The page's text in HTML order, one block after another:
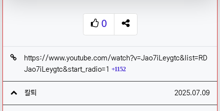
0
추천
SNS 공유
https://www.youtube.com/watch?v=Jao7iLeygtc&list=RD
Jao7iLeygtc&start_radio=1
1152회 연결
칼퇴 작성일
2025.07.09